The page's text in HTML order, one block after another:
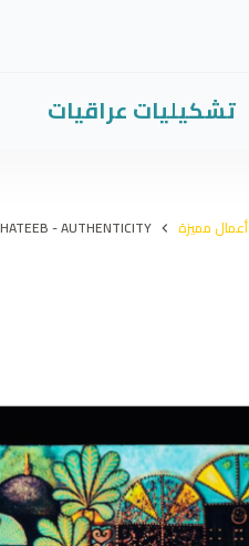
تشكيليات عراقيات
أعمال مميزة - AUTHENTICITY